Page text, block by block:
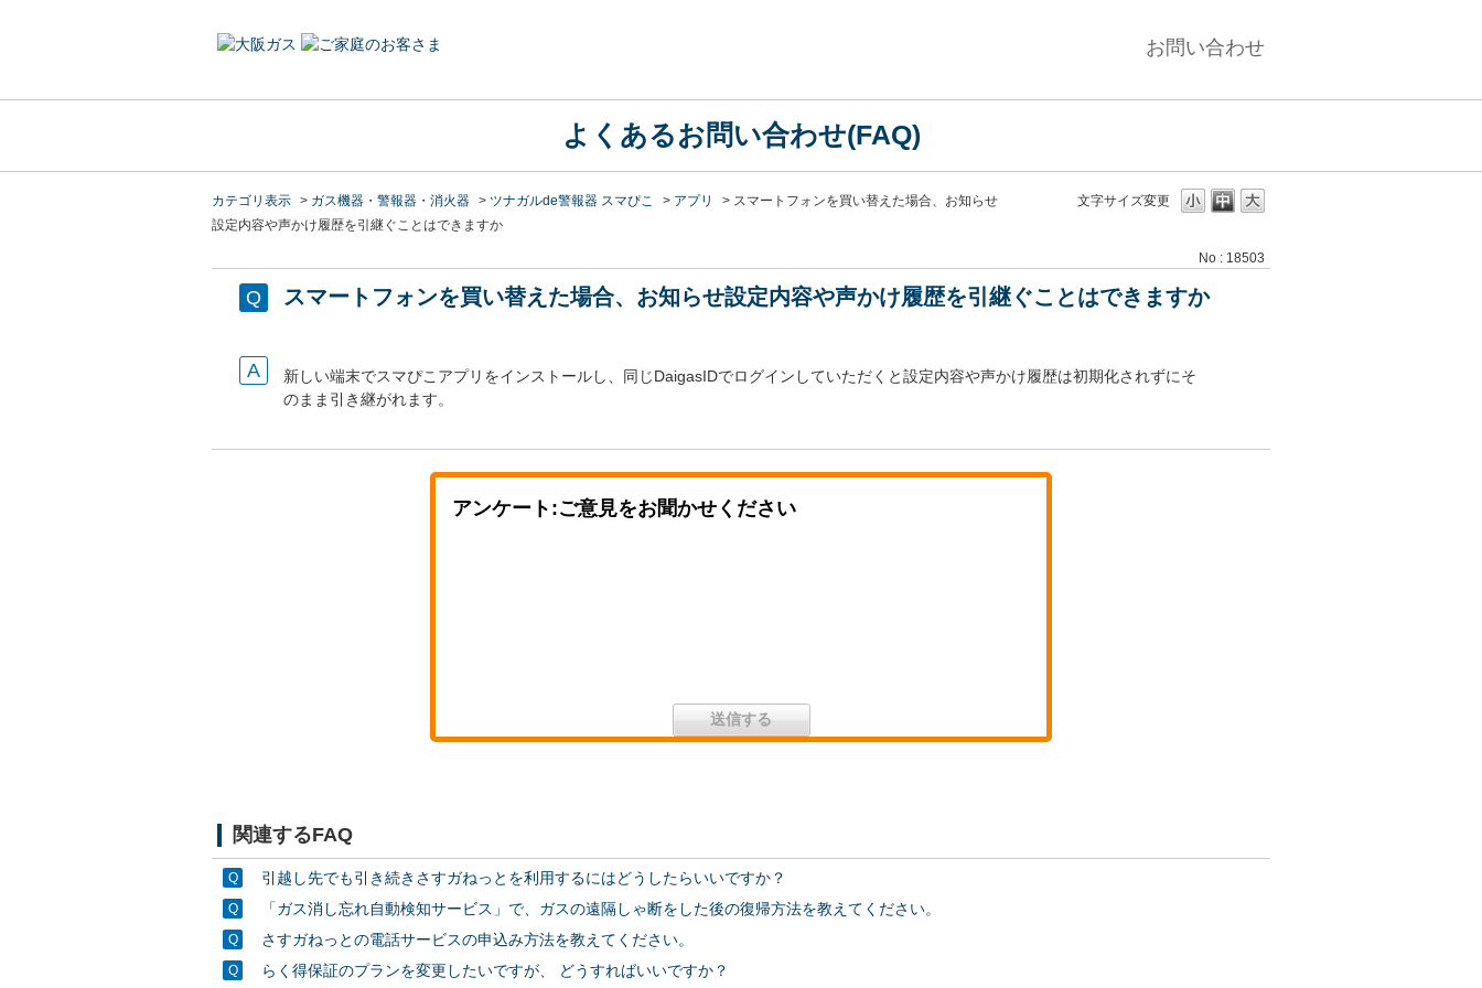
お問い合わせ
よくあるお問い合わせ(FAQ)
文字サイズ変更
カテゴリ表示 > ガス機器・警報器・消火器 > ツナガルde警報器 スマぴこ > アプリ > スマートフォンを買い替えた場合、お知らせ
設定内容や声かけ履歴を引継ぐことはできますか
No : 18503
スマートフォンを買い替えた場合、お知らせ設定内容や声かけ履歴を引継ぐことはできますか
新しい端末でスマぴこアプリをインストールし、同じDaigasIDでログインしていただくと設定内容や声かけ履歴は初期化されずにそ
のまま引き継がれます。
アンケート:ご意見をお聞かせください
関連するFAQ
引越し先でも引き続きさすガねっとを利用するにはどうしたらいいですか？
「ガス消し忘れ自動検知サービス」で、ガスの遠隔しゃ断をした後の復帰方法を教えてください。
さすガねっとの電話サービスの申込み方法を教えてください。
らく得保証のプランを変更したいですが、 どうすればいいですか？